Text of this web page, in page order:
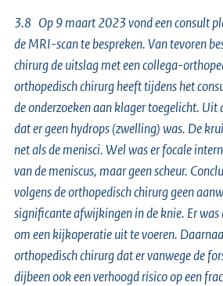
3.8 Op 9 maart 2023 vond een consult
de MRI-scan te bespreken. Van tevoren
chirurg de uitslag met een collega-
orthopedisch chirurg heeft tijdens het
de onderzoeken aan klager toegelicht.
dat er geen hydrops (zwelling) was. De
net als de menisci. Wel was er focale
van de meniscus, maar geen scheur.
volgens de orthopedisch chirurg geen
significante afwijkingen in de knie. Er
om een kijkoperatie uit te voeren.
orthopedisch chirurg dat er vanwege de
dijbeen ook een verhoogd risico op een